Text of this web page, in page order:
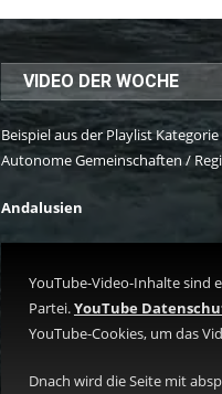
VIDEO DER WOCHE
Beispiel aus der Playlist Kategorie
Autonome Gemeinschaften /
Andalusien
YouTube-Video-Inhalte sind
Partei.YouTube
YouTube-Cookies, um das
Dnach wird die Seite mit